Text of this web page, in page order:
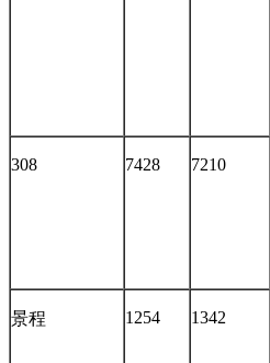
308 7428 7210
景程 1254 1342